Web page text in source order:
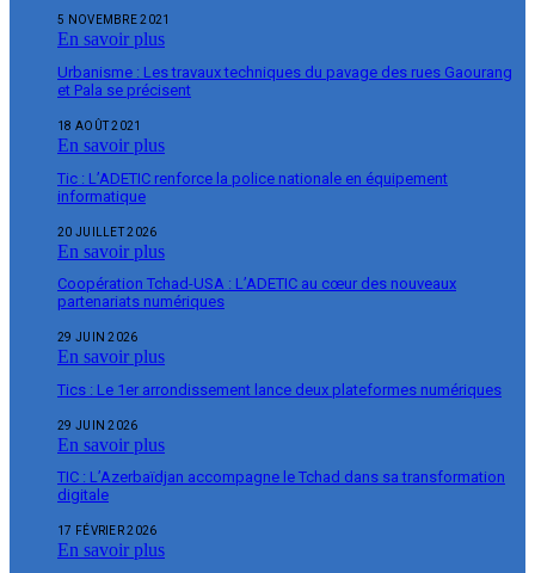
5 NOVEMBRE 2021
En savoir plus
Urbanisme : Les travaux techniques du pavage des rues Gaourang
et Pala se précisent
18 AOÛT 2021
En savoir plus
Tic : L’ADETIC renforce la police nationale en équipement
informatique
20 JUILLET 2026
En savoir plus
Coopération Tchad-USA : L’ADETIC au cœur des nouveaux
partenariats numériques
29 JUIN 2026
En savoir plus
Tics : Le 1er arrondissement lance deux plateformes numériques
29 JUIN 2026
En savoir plus
TIC : L’Azerbaïdjan accompagne le Tchad dans sa transformation
digitale
17 FÉVRIER 2026
En savoir plus